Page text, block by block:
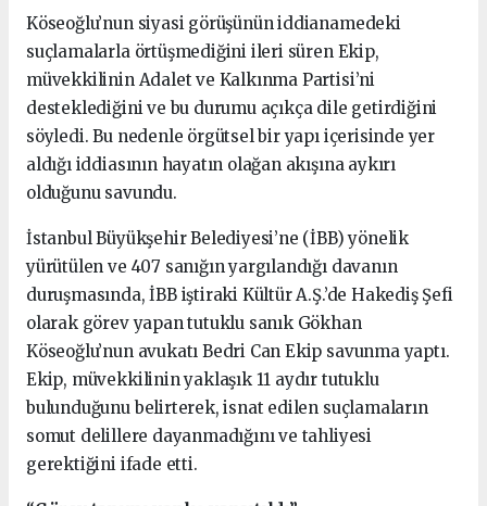
Köseoğlu’nun siyasi görüşünün iddianamedeki
suçlamalarla örtüşmediğini ileri süren Ekip,
müvekkilinin Adalet ve Kalkınma Partisi’ni
desteklediğini ve bu durumu açıkça dile getirdiğini
söyledi. Bu nedenle örgütsel bir yapı içerisinde yer
aldığı iddiasının hayatın olağan akışına aykırı
olduğunu savundu.
İstanbul Büyükşehir Belediyesi’ne (İBB) yönelik
yürütülen ve 407 sanığın yargılandığı davanın
duruşmasında, İBB iştiraki Kültür A.Ş.’de Hakediş Şefi
olarak görev yapan tutuklu sanık Gökhan
Köseoğlu’nun avukatı Bedri Can Ekip savunma yaptı.
Ekip, müvekkilinin yaklaşık 11 aydır tutuklu
bulunduğunu belirterek, isnat edilen suçlamaların
somut delillere dayanmadığını ve tahliyesi
gerektiğini ifade etti.